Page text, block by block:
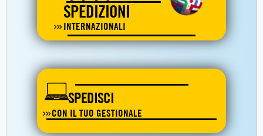
SPEDIZIONI
INTERNAZIONALI
SPEDISCI
CON IL TUO GESTIONALE